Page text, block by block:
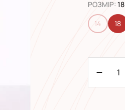
РОЗМІР: 18
14 18